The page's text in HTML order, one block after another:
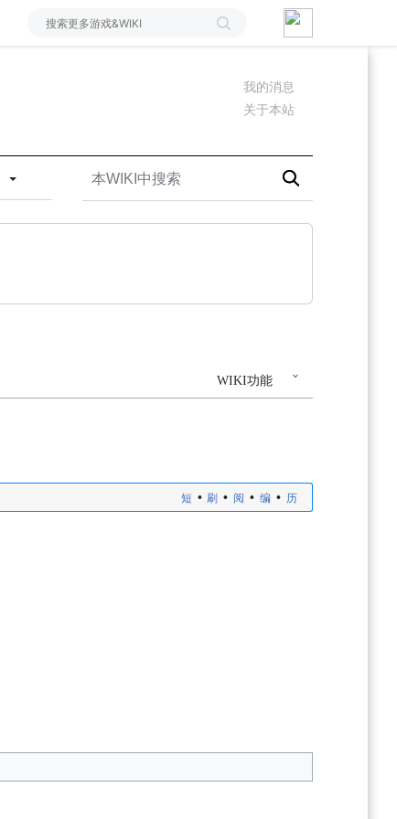
我的消息
关于本站
WIKI功能
短 • 刷 • 阅 • 编 • 历